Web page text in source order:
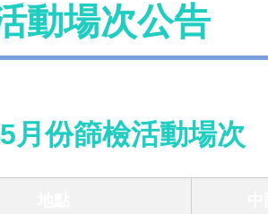
動場次公告
月份篩檢活動場次